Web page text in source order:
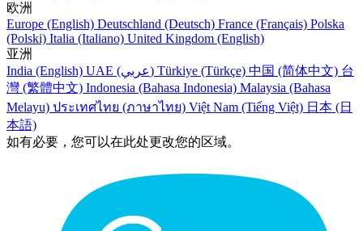
欧洲
Europe (English) Deutschland (Deutsch) France (Français) Polska
(Polski) Italia (Italiano) United Kingdom (English)
亚洲
India (English)
UAE (عربي) Türkiye (Türkçe) 中国 (简体中文) 台
灣 (繁體中文) Indonesia (Bahasa Indonesia) Malaysia (Bahasa
Melayu) ประเทศไทย (ภาษาไทย) Việt Nam (Tiếng Việt) 日本 (日
本語)
如有必要，您可以在此处更改您的区域。